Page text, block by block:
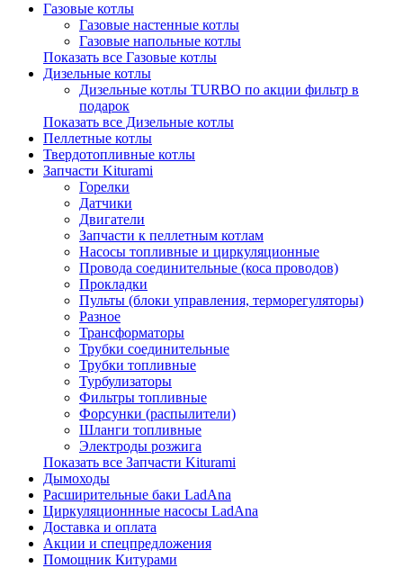
Газовые котлы
Газовые настенные котлы
Газовые напольные котлы
Показать все Газовые котлы
Дизельные котлы
Дизельные котлы TURBO по акции фильтр в
подарок
Показать все Дизельные котлы
Пеллетные котлы
Твердотопливные котлы
Запчасти Kiturami
Горелки
Датчики
Двигатели
Запчасти к пеллетным котлам
Насосы топливные и циркуляционные
Провода соединительные (коса проводов)
Прокладки
Пульты (блоки управления, терморегуляторы)
Разное
Трансформаторы
Трубки соединительные
Трубки топливные
Турбулизаторы
Фильтры топливные
Форсунки (распылители)
Шланги топливные
Электроды розжига
Показать все Запчасти Kiturami
Дымоходы
Расширительные баки LadAna
Циркуляционнные насосы LadAna
Доставка и оплата
Акции и спецпредложения
Помощник Китурами